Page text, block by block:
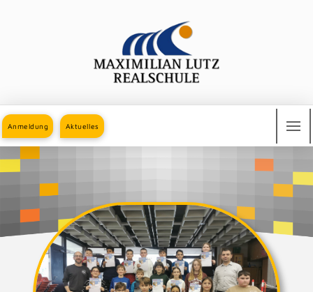
Anmeldung Aktuelles